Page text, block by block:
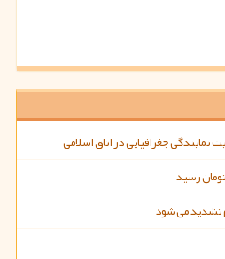
نمایندگی جغرافیایی در اتاق اسلامی
تشدید می شود